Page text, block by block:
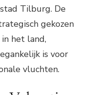
Tilburg. De
gekozen
het land,
is voor
vluchten.